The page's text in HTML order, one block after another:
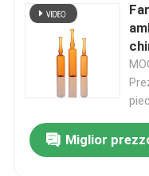
Miglior